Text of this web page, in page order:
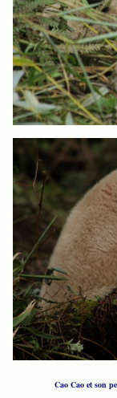
Cao Cao et son